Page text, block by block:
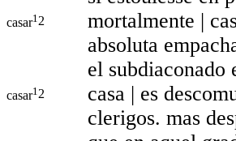
casar1 2
mortalmente |
absoluta
casar1 2
el subdiaconado
casa | es
clerigos. mas